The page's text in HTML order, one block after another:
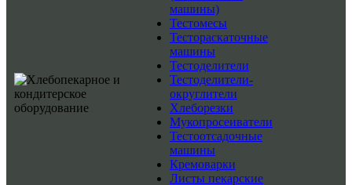
машины)
Тестомесы
Тестораскаточные
машины
Тестоделители
Тестоделители-
округлители
Хлеборезки
Мукопросеиватели
Тестоотсадочные
машины
Кремоварки
Листы пекарские